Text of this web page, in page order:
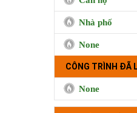
Nhà phố
None
CÔNG TRÌNH ĐÃ
None
Cà phê Boong,
Hưng,